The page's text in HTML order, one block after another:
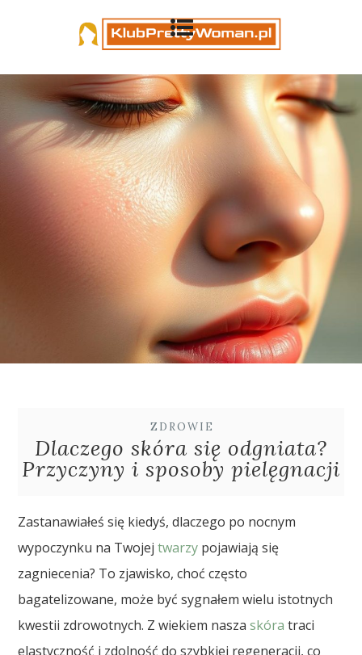
ZDROWIE
Dlaczego skóra się odgniata?
Przyczyny i sposoby pielęgnacji
Zastanawiałeś się kiedyś, dlaczego po nocnym
wypoczynku na Twojejtwarzy pojawiają się
zagniecenia? To zjawisko, choć często
bagatelizowane, może być sygnałem wielu istotnych
kwestii zdrowotnych. Z wiekiem naszaskóra traci
elastyczność i zdolność do szybkiej regeneracji, co